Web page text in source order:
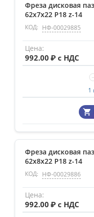
Фреза дисковая
62х7х22 Р18 z-14
КОД: НФ-00029885
992.00 ₽ с НДС
−
1
Фреза дисковая
62х8х22 Р18 z-14
КОД: НФ-00029886
992.00 ₽ с НДС